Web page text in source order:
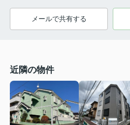
メールで共有する
近隣の物件